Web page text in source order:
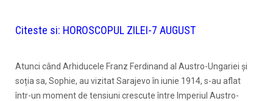
Citeste si: HOROSCOPUL ZILEI-7 AUGUST
Atunci când Arhiducele Franz Ferdinand al Austro-Ungariei și
soția sa, Sophie, au vizitat Sarajevo în iunie 1914, s-au aflat
într-un moment de tensiuni crescute între Imperiul Austro-